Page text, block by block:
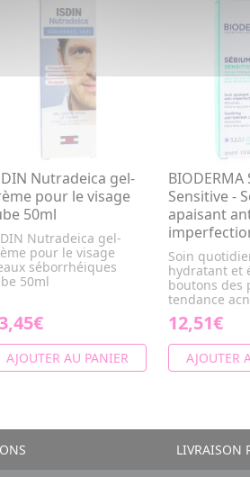
Nutradeica gel-
pour le visage
50ml
Nutradeica gel-
pour le visage
séborrhéiques
50ml
AJOUTER AU PANIER
BIODERMA
Sensitive -
apaisant
Soin
hydratant et
boutons des
tendance
12,51€
AJOUTER
LIVRAISON